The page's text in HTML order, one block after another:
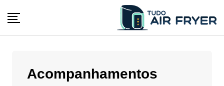
Acompanhamentos